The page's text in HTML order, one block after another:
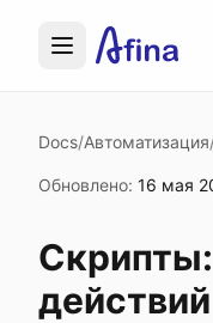
Docs/Автоматизация
Обновлено: 16 мая
действий